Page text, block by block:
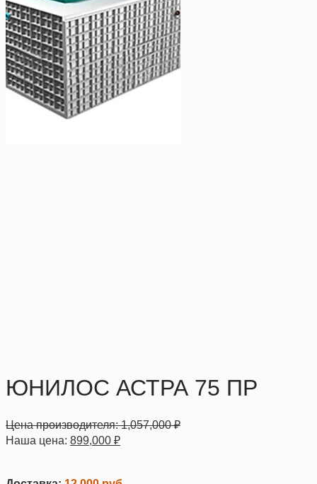
ЮНИЛОС АСТРА 75 ПР
Цена производителя:1,057,000₽
Наша цена: 899,000 ₽